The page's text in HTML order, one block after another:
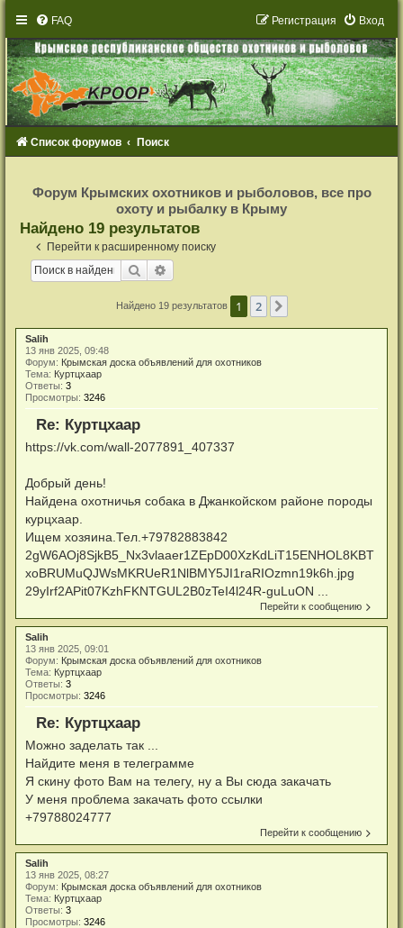
FAQ Вход
Регистрация
Список форумов Поиск
с
т
Форум Крымских охотников и рыболовов, все про
охоту и рыбалку в Крыму
Найдено 19 результатов
Перейти к расширенному поиску
Поиск
Найдено 19 результатов 1 2
Salih
13 янв 2025, 09:48
Форум: Крымская доска объявлений для охотников
Тема: Куртцхаар
Ответы:3
Просмотры:3246
Re: Куртцхаар
https://vk.com/wall-2077891_407337
Добрый день!
Найдена охотничья собака в Джанкойском районе породы
курцхаар.
Ищем хозяина.Тел.+79782883842
2gW6AOj8SjkB5_Nx3vlaaer1ZEpD00XzKdLiT15ENHOL8KBT
xoBRUMuQJWsMKRUeR1NlBMY5JI1raRIOzmn19k6h.jpg
29yIrf2APit07KzhFKNTGUL2B0zTeI4l24R-guLuON ...
Перейти к сообщению
Salih
13 янв 2025, 09:01
Форум: Крымская доска объявлений для охотников
Тема: Куртцхаар
Ответы:3
Просмотры:3246
Re: Куртцхаар
Можно заделать так ...
Найдите меня в телеграмме
Я скину фото Вам на телегу, ну а Вы сюда закачать
У меня проблема закачать фото ссылки
+79788024777
Перейти к сообщению
Salih
13 янв 2025, 08:27
Форум: Крымская доска объявлений для охотников
Тема: Куртцхаар
Ответы:3
Просмотры:3246